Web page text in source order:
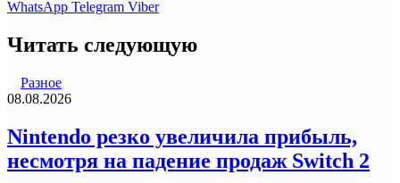
WhatsApp Telegram Viber
Читать следующую
Разное
08.08.2026
Nintendo резко увеличила прибыль,
несмотря на падение продаж Switch 2